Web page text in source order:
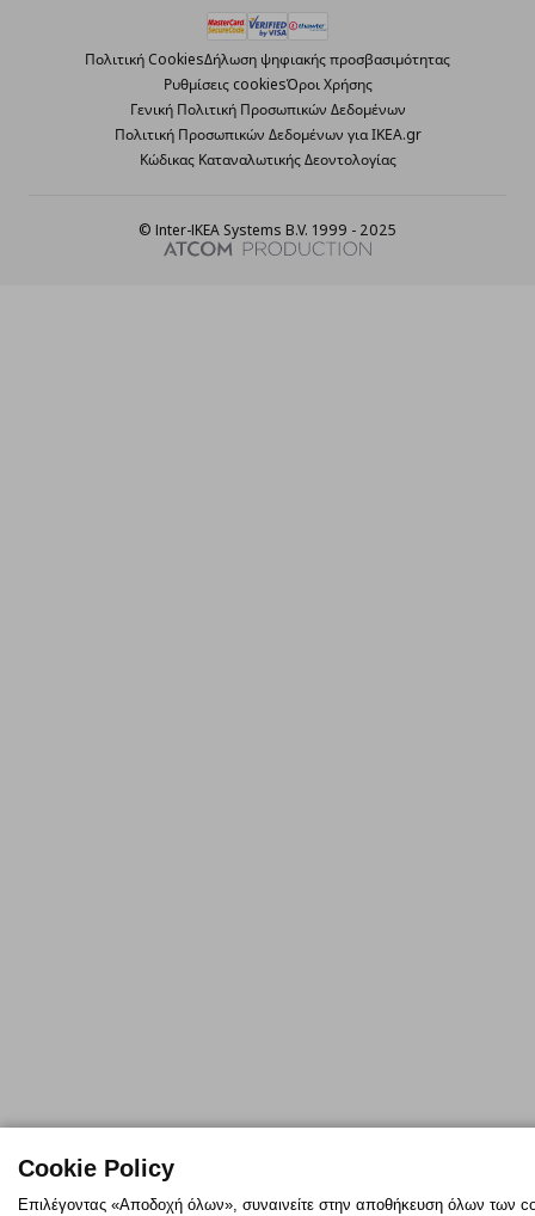
Πολιτική CookiesΔήλωση ψηφιακής προσβασιμότητας
Ρυθμίσεις cookiesΌροι Χρήσης
Γενική Πολιτική Προσωπικών Δεδομένων
Πολιτική Προσωπικών Δεδομένων για ΙΚΕΑ.gr
Κώδικας Καταναλωτικής Δεοντολογίας
© Inter-IKEA Systems B.V. 1999 - 2025
Cookie Policy
Επιλέγοντας «Αποδοχή όλων», συναινείτε στην αποθήκευση όλων των